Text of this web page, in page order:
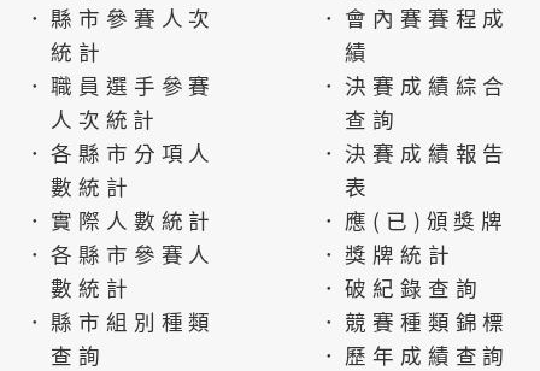
．縣市參賽人次
統計
．職員選手參賽
人次統計
．各縣市分項人
數統計
．實際人數統計
．各縣市參賽人
數統計
．縣市組別種類
查詢
．會內賽賽程成
績
．決賽成績綜合
查詢
．決賽成績報告
表
．應(已)頒獎牌
．獎牌統計
．破紀錄查詢
．競賽種類錦標
．歷年成績查詢